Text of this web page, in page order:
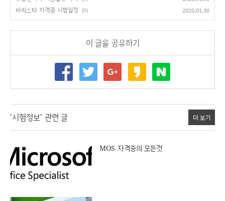
바리스타 자격증 시험일정 (0) 2020.01.30
이 글을 공유하기
'시험정보' 관련 글 더 보기
MOS 자격증의 모든것